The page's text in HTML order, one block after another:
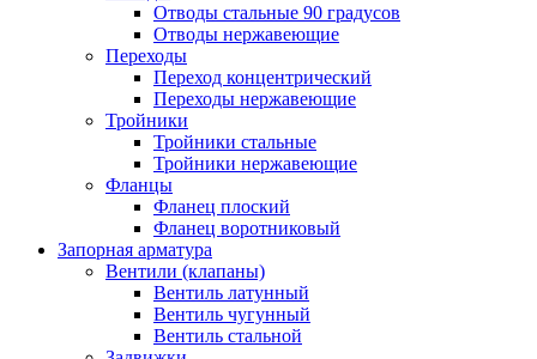
Отводы стальные 90 градусов
Отводы нержавеющие
Переходы
Переход концентрический
Переходы нержавеющие
Тройники
Тройники стальные
Тройники нержавеющие
Фланцы
Фланец плоский
Фланец воротниковый
Запорная арматура
Вентили (клапаны)
Вентиль латунный
Вентиль чугунный
Вентиль стальной